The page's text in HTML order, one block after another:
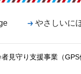
やさしいに
見守り支援事業（GPS